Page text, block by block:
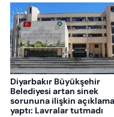
Diyarbakır Büyükşehir
Belediyesi artan sinek
sorununa ilişkin açıklama
yaptı: Lavralar tutmadı